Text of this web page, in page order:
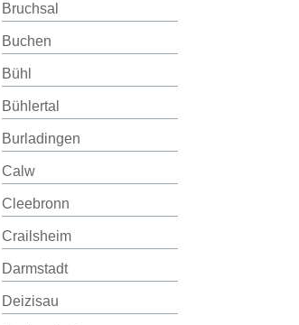
Bruchsal
Buchen
Bühl
Bühlertal
Burladingen
Calw
Cleebronn
Crailsheim
Darmstadt
Deizisau